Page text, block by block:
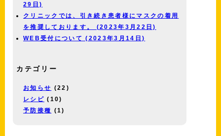
29日)
クリニックでは、引き続き患者様にマスクの着用
を推奨しております。 (2023年3月22日)
WEB受付について (2023年3月14日)
カテゴリー
お知らせ
(22)
レシピ (10)
予防接種
(1)